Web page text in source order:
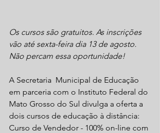
Os cursos são gratuitos. As inscrições
vão até sexta-feira dia 13 de agosto.
Não percam essa oportunidade!
A Secretaria  Municipal de Educação
em parceria com o Instituto Federal do
Mato Grosso do Sul divulga a oferta a
dois cursos de educação à distância:
Curso de Vendedor - 100% on-line com